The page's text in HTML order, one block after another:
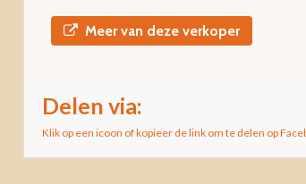
Meer van deze verkoper
Delen via:
Klik op een icoon of kopieer de link om te delen op